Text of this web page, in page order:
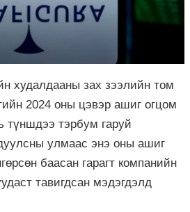
худалдааны зах зээлийн том
2024 оны цэвэр ашиг огцом
түншдээ тэрбум гаруй
улмаас энэ оны ашиг
баасан гарагт компанийн
тавигдсан мэдэгдэлд